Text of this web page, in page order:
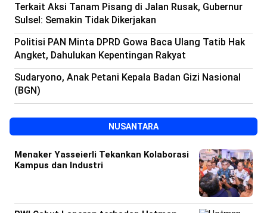
Terkait Aksi Tanam Pisang di Jalan Rusak, Gubernur
Sulsel: Semakin Tidak Dikerjakan
Politisi PAN Minta DPRD Gowa Baca Ulang Tatib Hak
Angket, Dahulukan Kepentingan Rakyat
Sudaryono, Anak Petani Kepala Badan Gizi Nasional
(BGN)
NUSANTARA
Menaker Yasseierli Tekankan Kolaborasi
Kampus dan Industri